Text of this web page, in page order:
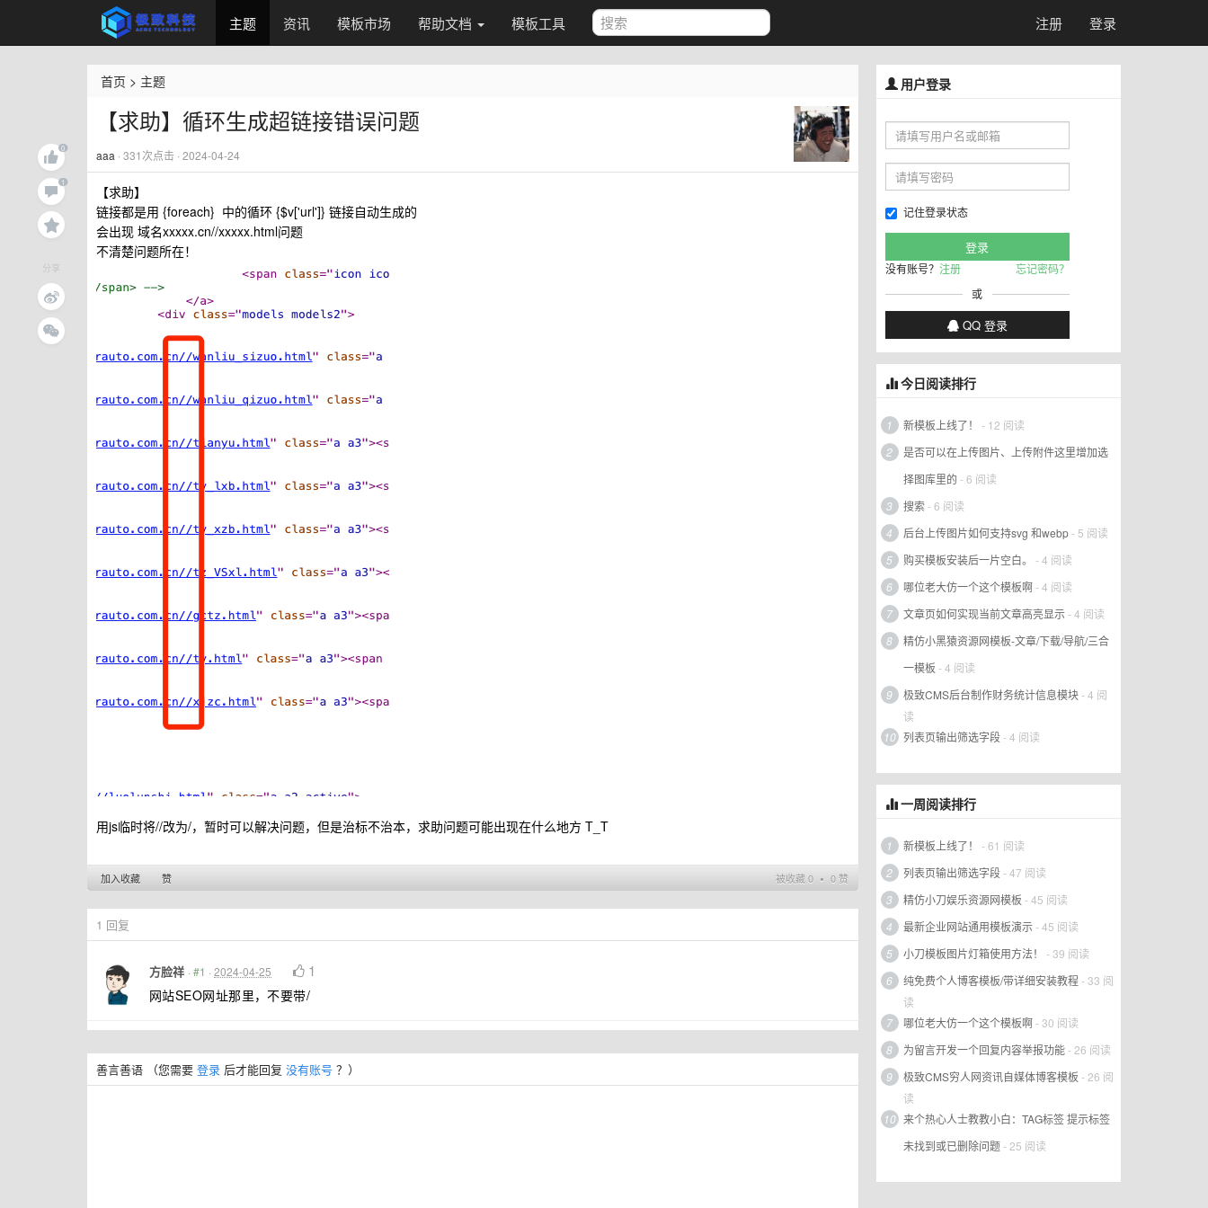
主题 资讯 模板市场 帮助文档 模板工具 注册 登录
首页 > 主题
【求助】循环生成超链接错误问题
aaa · 331 次点击 · 2024-04-24
【求助】
链接都是用 {foreach} 中的循环 {$v['url']} 链接自动生成的
会出现 域名xxxxx.cn//xxxxx.html问题
不清楚问题所在！
用js临时将//改为/，暂时可以解决问题，但是治标不治本，求助问题可能出现在什么地方 T_T
被收藏 0 ∙ 0 赞
加入收藏 赞
1 回复
方脸祥 · #1 · 2024-04-25 1
网站SEO网址那里，不要带/
善言善语 （您需要 登录 后才能回复 没有账号 ？）
用户登录
记住登录状态
没有账号？ 注册
忘记密码？
或
QQ 登录
今日阅读排行
1 新模板上线了！
- 12 阅读
2
是否可以在上传图片、上传附件这里增加选
择图库里的 - 6 阅读
3
搜索- 6 阅读
4
后台上传图片如何支持svg 和webp- 5 阅读
5
购买模板安装后一片空白。
- 4 阅读
6
哪位老大仿一个这个模板啊- 4 阅读
7
文章页如何实现当前文章高亮显示- 4 阅读
8
精仿小黑猿资源网模板-文章/下载/导航/三合
一模板 - 4 阅读
9
极致CMS后台制作财务统计信息模块- 4 阅
读
10 列表页输出筛选字段- 4 阅读
一周阅读排行
1 新模板上线了！
- 61 阅读
2
列表页输出筛选字段- 47 阅读
3
精仿小刀娱乐资源网模板 - 45 阅读
4
最新企业网站通用模板演示- 45 阅读
5
小刀模板图片灯箱使用方法！
- 39 阅读
6
纯免费个人博客模板/带详细安装教程- 33 阅
读
7
哪位老大仿一个这个模板啊- 30 阅读
8
为留言开发一个回复内容举报功能- 26 阅读
9
极致CMS穷人网资讯自媒体博客模板 - 26 阅
读
10 来个热心人士教教小白：TAG标签 提示标签
未找到或已删除问题- 25 阅读